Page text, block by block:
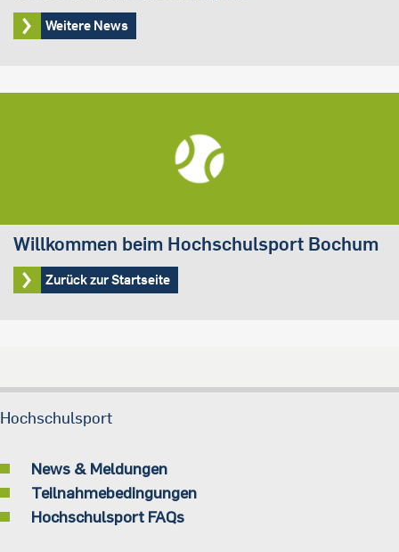
Weitere News
Willkommen beim Hochschulsport Bochum
Zurück zur Startseite
Hochschulsport
News & Meldungen
Teilnahmebedingungen
Hochschulsport FAQs